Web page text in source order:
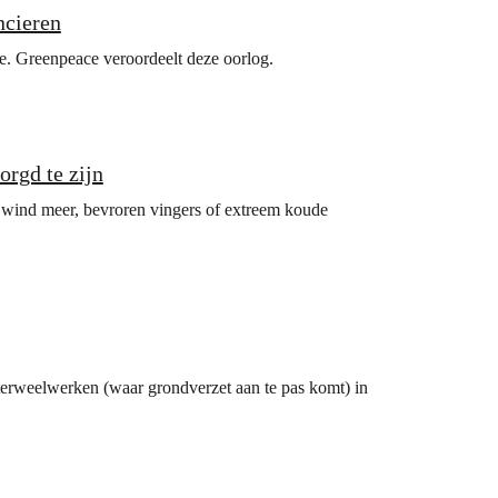
Greenpeace veroordeelt deze oorlog.
te zijn
meer, bevroren vingers of extreem koude
(waar grondverzet aan te pas komt) in